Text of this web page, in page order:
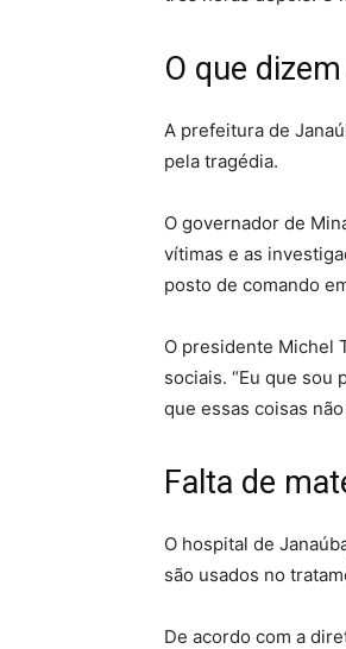
O que
A prefeitura de
pela tragédia.
O governador de
vítimas e as
posto de comando
O presidente Michel
sociais. “Eu que sou
que essas coisas
Falta de
O hospital de
são usados no
De acordo com a